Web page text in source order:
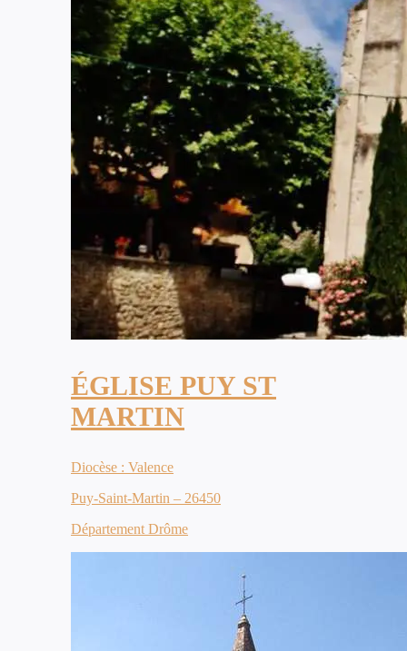
ÉGLISE PUY ST
MARTIN
Diocèse : Valence
Puy-Saint-Martin – 26450
Département Drôme